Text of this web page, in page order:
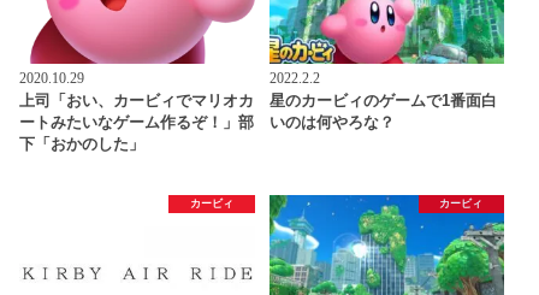
2020.10.29
上司「おい、カービィでマリオカ
ートみたいなゲーム作るぞ！」部
下「おかのした」
2022.2.2
星のカービィのゲームで1番面白
いのは何やろな？
カービィ カービィ